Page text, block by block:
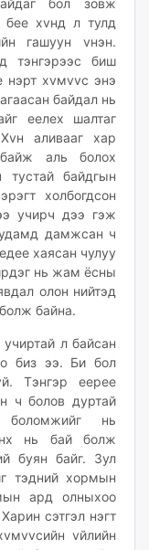
бол зовж
бее хvнд л тулд
гашуун vнэн.
тэнгэрээс биш
нэрт хvмvvс энэ
байдал нь
еелех шалтаг
аливааг хар
аль болох
тустай байдгын
холбогдсон
учирч дээ гэж
дамжсан ч
хаясан чулуу
нь жам ёсны
олон нийтэд
байна.
л байсан
биз ээ. Би бол
Тэнгэр еерее
ч болов дуртай
боломжийг нь
нь бай болж
буян байг. Зул
тэдний хормын
ард олныхоо
сэтгэл нэгт
vйлийн